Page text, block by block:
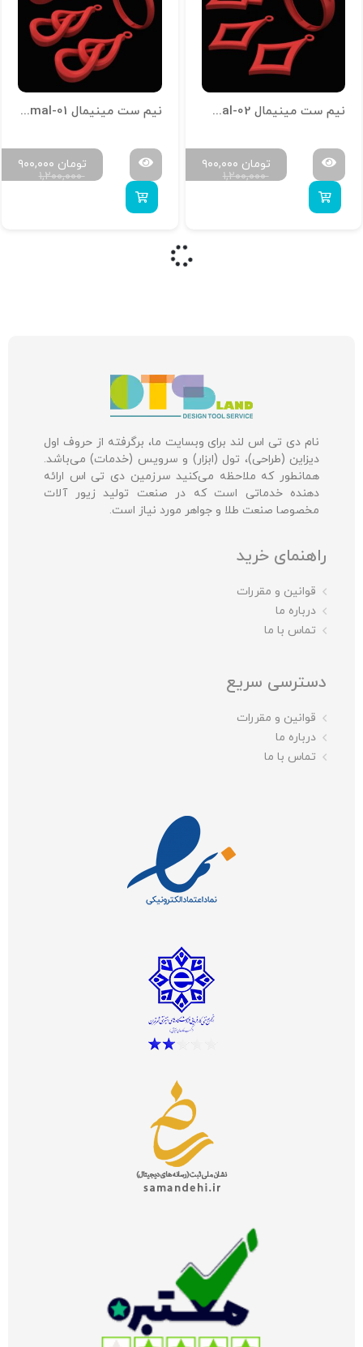
نیم ست مینیمال N-Minimal-02
۱,۲۰۰,۰۰۰
۹۰۰,۰۰۰ تومان
نیم ست مینیمال N-Minimal-01
۱,۲۰۰,۰۰۰
۹۰۰,۰۰۰ تومان
نام دی تی اس لند برای وبسایت ما، برگرفته از حروف اول
دیزاین (طراحی)، تول (ابزار) و سرویس (خدمات) می‌باشد.
همانطور که ملاحظه می‌کنید سرزمین دی تی اس ارائه
دهنده خدماتی است که در صنعت تولید زیور آلات
مخصوصا صنعت طلا و جواهر مورد نیاز است.
راهنمای خرید
قوانین و مقررات
درباره ما
تماس با ما
دسترسی سریع
قوانین و مقررات
درباره ما
تماس با ما